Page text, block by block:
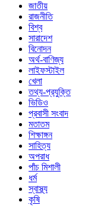
জাতীয়
রাজনীতি
বিশ্ব
সারাদেশ
বিনোদন
অর্থ-বাণিজ্য
লাইফস্টাইল
খেলা
তথ্য-প্রযুক্তি
ভিডিও
প্রবাসী সংবাদ
মতাতম
শিক্ষাঙ্গন
সাহিত্য
অপরাধ
পাঁচ মিশালী
ধর্ম
স্বাস্থ্য
কৃষি